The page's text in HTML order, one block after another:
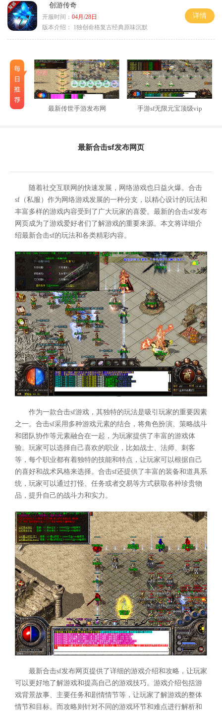
创游传奇
开服时间： 04月/28日
版本介绍：
1独创命格复古经典原味沉默
详情
最新传世手游发布网 手游sf无限元宝顶级vip
最新合击sf发布网页
随着社交互联网的快速发展，网络游戏也日益火爆。合击
sf（私服）作为网络游戏发展的一种分支，以精心设计的玩法和
丰富多样的游戏内容受到了广大玩家的喜爱。最新的合击sf发布
网页成为了游戏爱好者们了解游戏的重要来源。本文将详细介
绍最新合击sf的玩法和各类精彩内容。
作为一款合击sf游戏，其独特的玩法是吸引玩家的重要因素
之一。合击sf采用多种游戏元素的结合，将角色扮演、策略战斗
和团队协作等元素融合在一起，为玩家提供了丰富的游戏体
验。玩家可以选择自己喜欢的职业，比如战士、法师、刺客
等，每个职业都有着独特的技能和特点，让玩家可以根据自己
的喜好和战术风格来选择。合击sf还提供了丰富的装备和道具系
统，玩家可以通过打怪、任务或者交易等方式获取各种珍贵物
品，提升自己的战斗力和实力。
最新合击sf发布网页提供了详细的游戏介绍和攻略，让玩家
可以更好地了解游戏和提高自己的游戏技巧。游戏介绍包括游
戏背景故事、主要任务和剧情情节等，让玩家了解游戏的整体
情节和目标。而攻略则针对不同的游戏环节和难点进行解析和